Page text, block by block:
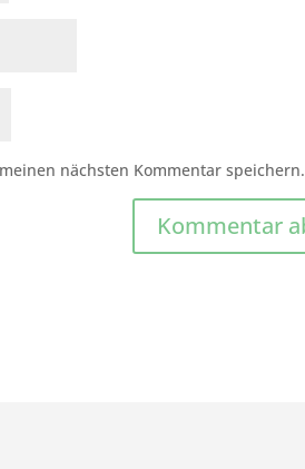
nächsten Kommentar speichern.